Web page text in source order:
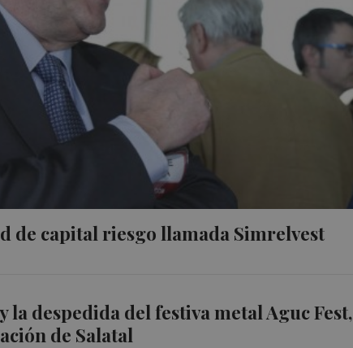
de capital riesgo llamada Simrelvest
la despedida del festiva metal Aguc Fest,
de Salatal